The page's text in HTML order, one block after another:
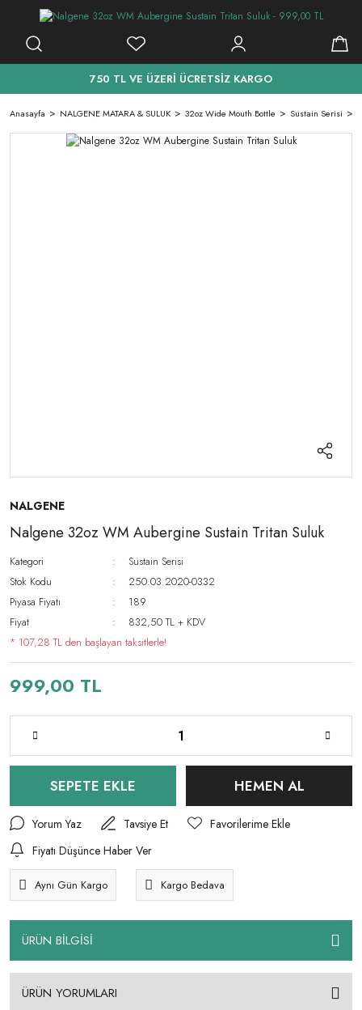
750 TL VE ÜZERİ ÜCRETSİZ KARGO
Anasayfa NALGENE MATARA & SULUK 32oz Wide Mouth Bottle Sustain Serisi
NALGENE
Nalgene 32oz WM Aubergine Sustain Tritan Suluk
Kategori
Sustain Serisi
Stok Kodu
250.03.2020-0332
Piyasa Fiyatı
189
Fiyat
832,50 TL + KDV
* 107,28 TL den başlayan taksitlerle!
999,00 TL
SEPETE EKLE HEMEN AL
Yorum Yaz
Tavsiye Et
Fiyatı Düşünce Haber Ver
Aynı Gün Kargo Kargo Bedava
ÜRÜN BİLGİSİ
ÜRÜN YORUMLARI